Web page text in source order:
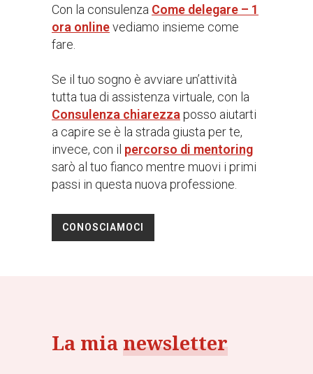
Con la consulenza Come delegare – 1
ora onlinevediamo insieme come
fare.
Se il tuo sogno è avviare un’attività
tutta tua di assistenza virtuale, con la
Consulenza chiarezza posso aiutarti
a capire se è la strada giusta per te,
invece, con il percorso di mentoring
sarò al tuo fianco mentre muovi i primi
passi in questa nuova professione.
CONOSCIAMOCI
La mianewsletter